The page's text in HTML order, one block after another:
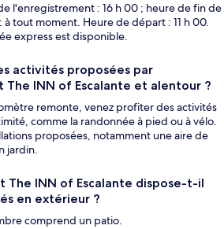
l'enregistrement : 16 h 00 ; heure de fin de
tout moment. Heure de départ : 11 h 00.
express est disponible.
activités proposées par
INN of Escalante et alentour ?
remonte, venez profiter des activités
comme la randonnée à pied ou à vélo.
proposées, notamment une aire de
jardin.
The INN of Escalante dispose-t-il
en extérieur ?
comprend un patio.